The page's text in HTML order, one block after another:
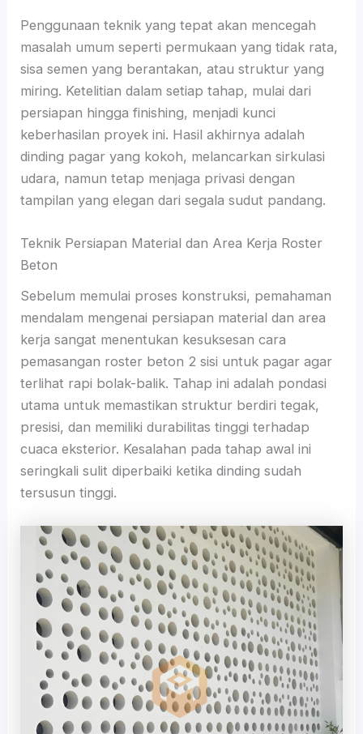
Penggunaan teknik yang tepat akan mencegah
masalah umum seperti permukaan yang tidak rata,
sisa semen yang berantakan, atau struktur yang
miring. Ketelitian dalam setiap tahap, mulai dari
persiapan hingga finishing, menjadi kunci
keberhasilan proyek ini. Hasil akhirnya adalah
dinding pagar yang kokoh, melancarkan sirkulasi
udara, namun tetap menjaga privasi dengan
tampilan yang elegan dari segala sudut pandang.
Teknik Persiapan Material dan Area Kerja Roster
Beton
Sebelum memulai proses konstruksi, pemahaman
mendalam mengenai persiapan material dan area
kerja sangat menentukan kesuksesan cara
pemasangan roster beton 2 sisi untuk pagar agar
terlihat rapi bolak-balik. Tahap ini adalah pondasi
utama untuk memastikan struktur berdiri tegak,
presisi, dan memiliki durabilitas tinggi terhadap
cuaca eksterior. Kesalahan pada tahap awal ini
seringkali sulit diperbaiki ketika dinding sudah
tersusun tinggi.